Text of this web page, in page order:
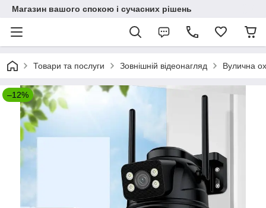
Магазин вашого спокою і сучасних рішень
Товари та послуги Зовнішній відеонагляд Вулична
–12%